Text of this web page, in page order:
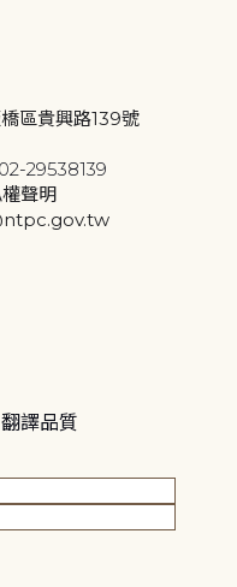
區貴興路139號
29538139
聲明
譯品質